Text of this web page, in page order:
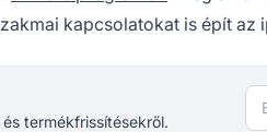
kapcsolatokat is épít az
termékfrissítésekről.